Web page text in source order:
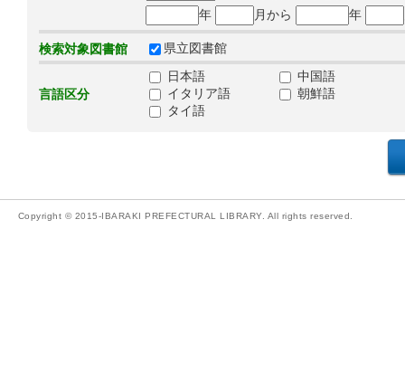
年
月から 年
検索対象図書館 県立図書館
言語区分
日本語
中国語
イタリア語
朝鮮語
タイ語
Copyright © 2015-IBARAKI PREFECTURAL LIBRARY. All rights reserved.